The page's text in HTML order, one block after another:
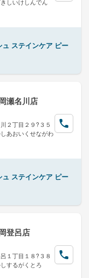
ステインケア ピー
瀬名川店
２丁目２９?３５
あおいくせながわ
ステインケア ピー
登呂店
１丁目１８?３８
するがくとろ